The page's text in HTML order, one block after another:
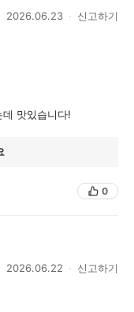
2026.06.23 신고하기
맛있습니다!
0
2026.06.22 신고하기